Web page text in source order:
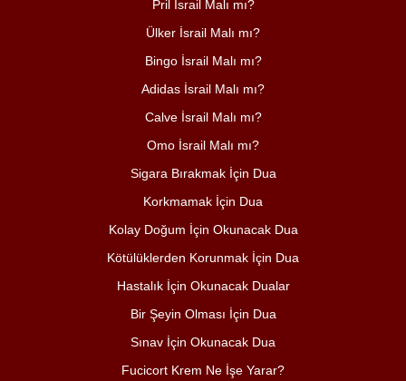
Pril İsrail Malı mı?
Ülker İsrail Malı mı?
Bingo İsrail Malı mı?
Adidas İsrail Malı mı?
Calve İsrail Malı mı?
Omo İsrail Malı mı?
Sigara Bırakmak İçin Dua
Korkmamak İçin Dua
Kolay Doğum İçin Okunacak Dua
Kötülüklerden Korunmak İçin Dua
Hastalık İçin Okunacak Dualar
Bir Şeyin Olması İçin Dua
Sınav İçin Okunacak Dua
Fucicort Krem Ne İşe Yarar?